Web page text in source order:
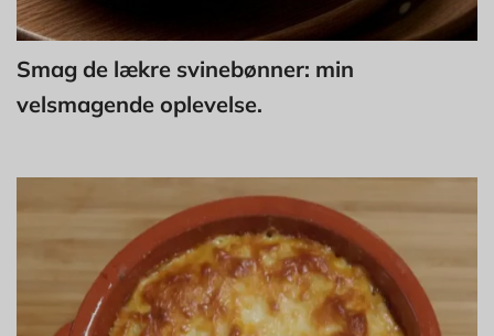
Smag de lækre svinebønner: min
velsmagende oplevelse.